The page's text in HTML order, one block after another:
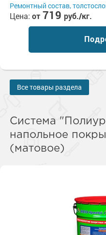
Ремонтный состав,
Цена: от 719 руб./кг.
Все товары раздела
Система
напольное
(матовое)